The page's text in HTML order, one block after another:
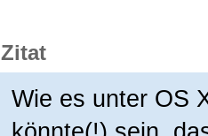
Zitat
Wie es unter OS